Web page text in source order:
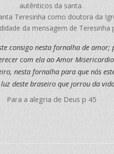
autênticos da santa.
Teresinha como doutora da
da mensagem de Teresinha
consigo nesta fornalha de
com ela ao Amor
nesta fornalha para que nós
deste braseiro que jorrou da
Para a alegria de Deus p 45